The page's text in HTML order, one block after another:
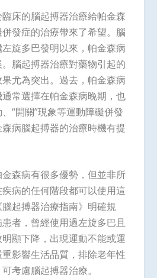
床的腦起搏器治療給帕金森
發症的治療帶來了希望。腦
旋多巴發明以來，帕金森病
腦起搏器治療對藥物引起的
尤為突出。過去，帕金森病
常選擇在帕金森病晚期，也
“開關”現象等運動障礙併發
病腦起搏器的治療時機有提
森病有很多優勢，但並非所
病的任何階段都可以使用這
起搏器治療指南》明確規
者，曾經使用過左旋多巴且
顯下降，出現運動不能或運
影響生活品質，排除老年性
考慮腦起搏器治療。